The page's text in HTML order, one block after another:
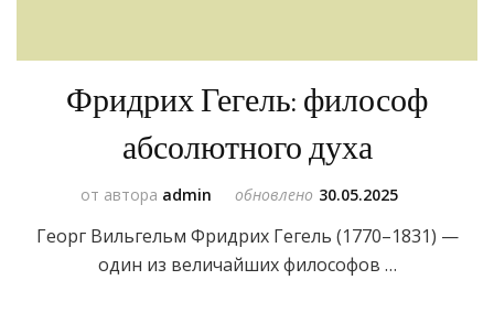
Фридрих Гегель: философ
абсолютного духа
от автора admin обновлено 30.05.2025
Георг Вильгельм Фридрих Гегель (1770–1831) —
один из величайших философов …